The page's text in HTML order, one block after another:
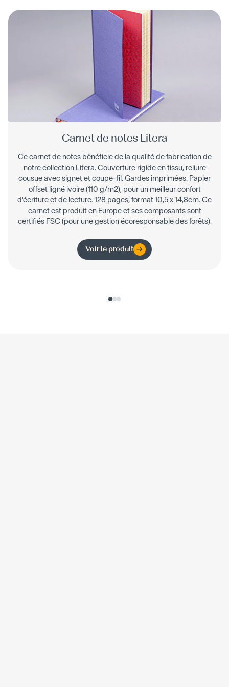
Carnet de notes Litera
Ce carnet de notes bénéficie de la qualité de fabrication de
notre collection Litera. Couverture rigide en tissu, reliure
cousue avec signet et coupe-fil. Gardes imprimées. Papier
offset ligné ivoire (110 g/m2), pour un meilleur confort
d'écriture et de lecture. 128 pages, format 10,5 x 14,8cm. Ce
carnet est produit en Europe et ses composants sont
certifiés FSC (pour une gestion écoresponsable des forêts).
Voir le produit